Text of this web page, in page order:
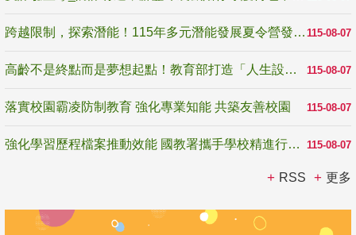
115-08-07
跨越限制，探索潛能！115年多元潛能發展夏令營發掘生命無限可能
115-08-07
高齡不是終點而是夢想起點！教育部打造「人生設計夢工場」 參展第3屆高齡健康產業博覽會
115-08-07
落實校園霸凌防制教育 強化專業知能 共築友善校園
115-08-07
強化學習歷程檔案推動效能 國教署攜手學校精進行政與教學支持
RSS 更多